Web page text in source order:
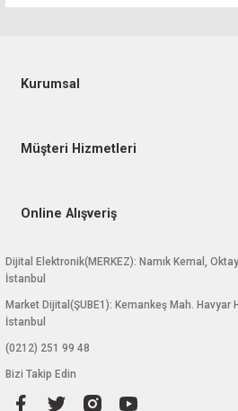
Bu ürüne benzer farklı alternatifler olmalı.
Kurumsal
Müşteri Hizmetleri
Online Alışveriş
Dijital Elektronik(MERKEZ): Namık Kemal,
İstanbul
Market Dijital(ŞUBE1): Kemankeş Mah. Havyar
İstanbul
(0212) 251 99 48
Bizi Takip Edin